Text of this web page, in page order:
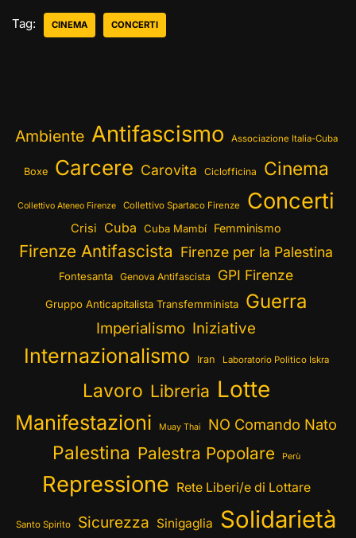
Tag: CINEMA CONCERTI
Ambiente Antifascismo Associazione Italia-Cuba
Boxe Carcere Carovita Ciclofficina Cinema
Collettivo Ateneo Firenze Collettivo Spartaco Firenze Concerti
Crisi Cuba Cuba Mambí Femminismo
Firenze Antifascista Firenze per la Palestina
Fontesanta Genova Antifascista GPI Firenze
Gruppo Anticapitalista Transfemminista Guerra
Imperialismo Iniziative
Internazionalismo Iran Laboratorio Politico Iskra
Lavoro Libreria Lotte
Manifestazioni Muay Thai NO Comando Nato
Palestina Palestra Popolare Perù
Repressione Rete Liberi/e di Lottare
Santo Spirito Sicurezza Sinigaglia Solidarietà